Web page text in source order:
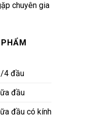
chuyên gia
4 đầu
đầu
đầu có kính